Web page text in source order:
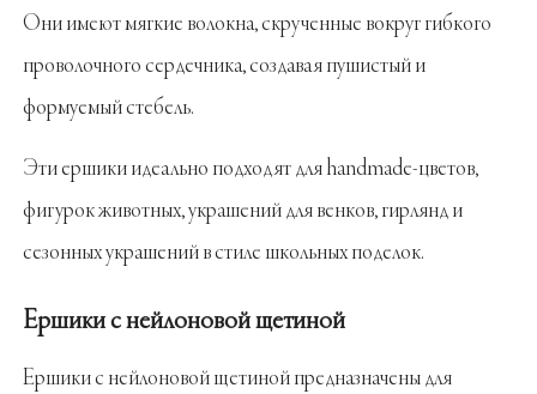
Они имеют мягкие волокна, скрученные вокруг гибкого
проволочного сердечника, создавая пушистый и
формуемый стебель.
Эти ершики идеально подходят для handmade-цветов,
фигурок животных, украшений для венков, гирлянд и
сезонных украшений в стиле школьных поделок.
Ершики с нейлоновой щетиной
Ершики с нейлоновой щетиной предназначены для